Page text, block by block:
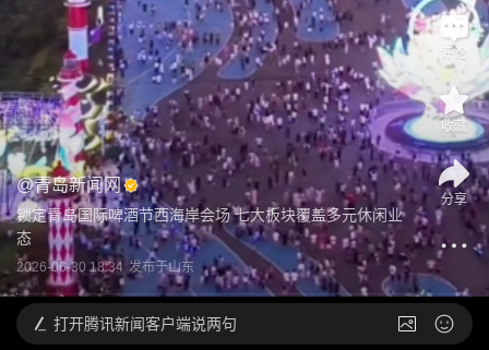
@青岛新闻网
锁定青岛国际啤酒节西海岸会场 七大板块覆盖多元休闲业
态
2026-06-30 18:34 发布于山东
评论
收藏
分享
打开腾讯新闻客户端说两句